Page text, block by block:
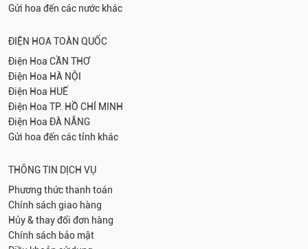
Gửi hoa đến các nước khác
ĐIỆN HOA TOÀN QUỐC
Điện Hoa CẦN THƠ
Điện Hoa HÀ NỘI
Điện Hoa HUẾ
Điện Hoa TP. HỒ CHÍ MINH
Điện Hoa ĐÀ NẴNG
Gửi hoa đến các tỉnh khác
THÔNG TIN DỊCH VỤ
Phương thức thanh toán
Chính sách giao hàng
Hủy & thay đổi đơn hàng
Chính sách bảo mật